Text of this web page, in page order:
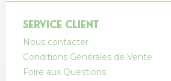
Service client
Nous contacter
Conditions Générales de Vente
Foire aux Questions